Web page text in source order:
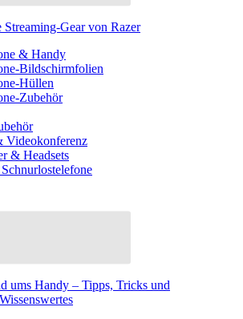
Streaming-Gear von Razer
& Handy
Bildschirmfolien
Hüllen
Zubehör
Videokonferenz
& Headsets
ums Handy – Tipps, Tricks und